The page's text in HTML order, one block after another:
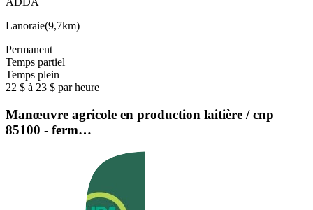
Lanoraie(9,7km)
Permanent
Temps partiel
Temps plein
22 $ à 23 $ par heure
Manœuvre agricole en production laitière / cnp
85100 - ferm…